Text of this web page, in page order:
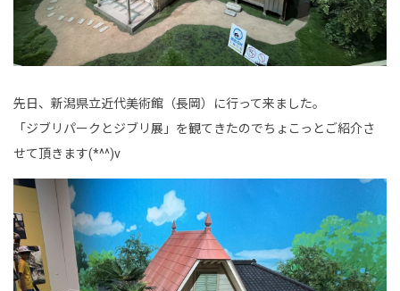
先日、新潟県立近代美術館（長岡）に行って来ました。
「ジブリパークとジブリ展」を観てきたのでちょこっとご紹介さ
せて頂きます(*^^)v
採用情報
採用メッセージ
野本組紹介MOVIE
社員紹介・インタビュー
新卒採用情報
一般採用 野本組
一般採用 アグリ事業部